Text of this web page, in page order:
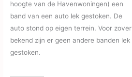
hoogte van de Havenwoningen) een
band van een auto lek gestoken. De
auto stond op eigen terrein. Voor zover
bekend zijn er geen andere banden lek
gestoken.